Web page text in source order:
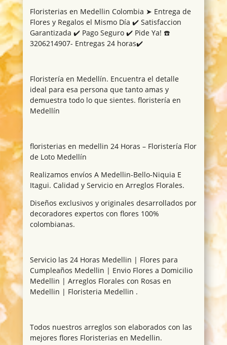
Floristerias en Medellin Colombia ➤ Entrega de
Flores y Regalos el Mismo Día ✔️ Satisfaccion
Garantizada ✔️ Pago Seguro ✔️ Pide Ya! ☎️
3206214907- Entregas 24 horas✔️
Floristería en Medellín. Encuentra el detalle
ideal para esa persona que tanto amas y
demuestra todo lo que sientes. floristería en
Medellín
floristerias en medellin 24 Horas – Floristería Flor
de Loto Medellín
Realizamos envíos A Medellin-Bello-Niquia E
Itagui. Calidad y Servicio en Arreglos Florales.
Diseños exclusivos y originales desarrollados por
decoradores expertos con flores 100%
colombianas.
Servicio las 24 Horas Medellin | Flores para
Cumpleaños Medellin | Envio Flores a Domicilio
Medellin | Arreglos Florales con Rosas en
Medellin | Floristeria Medellin .
Todos nuestros arreglos son elaborados con las
mejores flores Floristerias en Medellin.